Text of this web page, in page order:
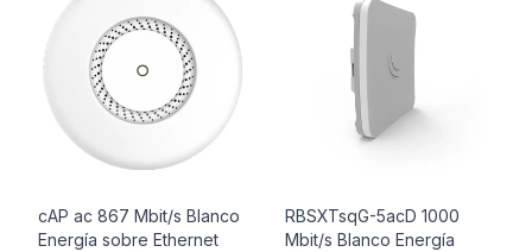
cAP ac 867 Mbit/s Blanco
Energía sobre Ethernet
RBSXTsqG-5acD 1000
Mbit/s Blanco Energía